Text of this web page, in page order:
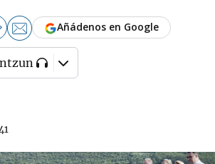
Añádenos en Google